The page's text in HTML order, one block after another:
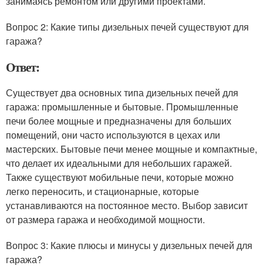
Вопрос 2: Какие типы дизельных печей существуют для
гаража?
Ответ:
Существует два основных типа дизельных печей для
гаража: промышленные и бытовые. Промышленные
печи более мощные и предназначены для больших
помещений, они часто используются в цехах или
мастерских. Бытовые печи менее мощные и компактные,
что делает их идеальными для небольших гаражей.
Также существуют мобильные печи, которые можно
легко переносить, и стационарные, которые
устанавливаются на постоянное место. Выбор зависит
от размера гаража и необходимой мощности.
Вопрос 3: Какие плюсы и минусы у дизельных печей для
гаража?